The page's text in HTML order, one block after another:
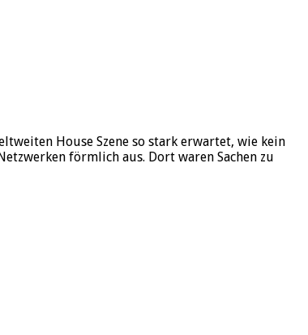
House Szene so stark erwartet, wie kein
förmlich aus. Dort waren Sachen zu